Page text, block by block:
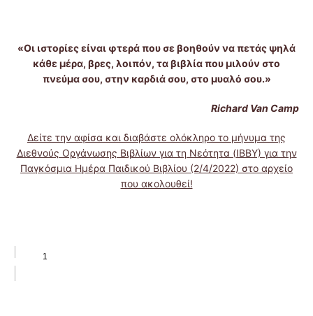
«Οι ιστορίες είναι φτερά που σε βοηθούν να πετάς ψηλά
κάθε μέρα, βρες, λοιπόν, τα βιβλία που μιλούν στο
πνεύμα σου, στην καρδιά σου, στο μυαλό σου.»
Richard Van Camp
Δείτε την αφίσα και διαβάστε ολόκληρο το μήνυμα της
Διεθνούς Οργάνωσης Βιβλίων για τη Νεότητα (ΙΒΒΥ) για την
Παγκόσμια Ημέρα Παιδικού Βιβλίου (2/4/2022) στο αρχείο
που ακολουθεί!